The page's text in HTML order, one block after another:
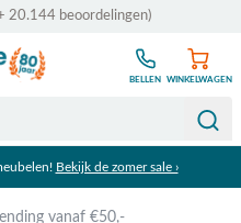
20.144 beoordelingen)
BELLEN WINKELWAGEN
Bekijk de zomer sale ›